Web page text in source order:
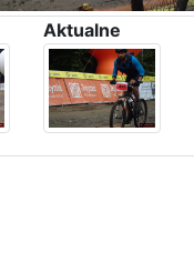
Aktualne